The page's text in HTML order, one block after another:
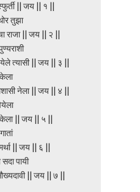
|| जय || १ ||
तुझा
राजा || जय || २ ||
त्यासी || जय || ३ ||
नेला || जय || ४ ||
केला || जय || ५ ||
|| जय || ६ ||
पायी
|| जय || ७ ||